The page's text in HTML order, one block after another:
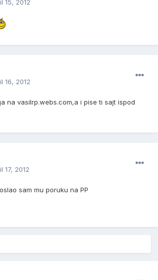
15, 2012
16, 2012
na vasilrp.webs.com,a i pise ti sajt ispod
17, 2012
sam mu poruku na PP